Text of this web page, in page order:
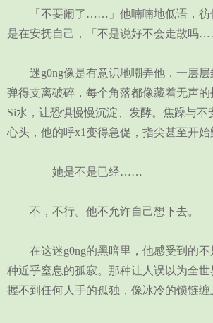
「不要闹了……」他喃喃地低语，彷
是在安抚自己，「不是说好不会走散吗
迷g0ng像是有意识地嘲弄他，一层层
弹得支离破碎，每个角落都像藏着无声
Si水，让恐惧慢慢沉淀、发酵。焦躁与不
心头，他的呼x1变得急促，指尖甚至开始
——她是不是已经……
不，不行。他不允许自己想下去。
在这迷g0ng的黑暗里，他感受到的不
种近乎窒息的孤寂。那种让人误以为全
握不到任何人手的孤独，像冰冷的锁链缠